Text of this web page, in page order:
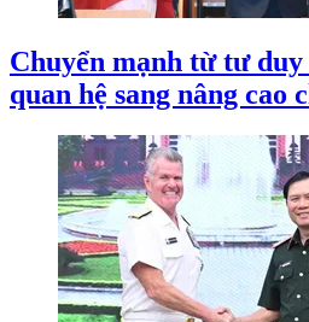
Chuyển mạnh từ tư
quan hệ sang nâng cao